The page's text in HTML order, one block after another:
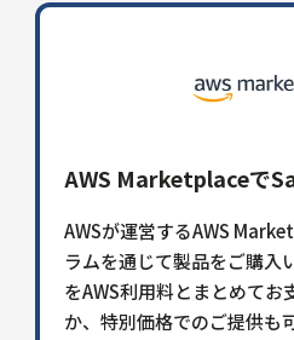
AWS Marketplaceで
AWSが運営するAWS
ラムを通じて製品をご購入
をAWS利用料とまとめてお
か、特別価格でのご提供も